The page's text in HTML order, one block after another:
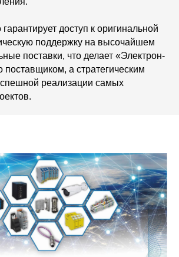
доступ к оригинальной
поддержку на высочайшем
поставки, что делает «Электрон-
а стратегическим
реализации самых